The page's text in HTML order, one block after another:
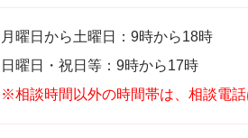
月曜日から土曜日：9時から18時
日曜日・祝日等：9時から17時
※相談時間以外の時間帯は、相談電